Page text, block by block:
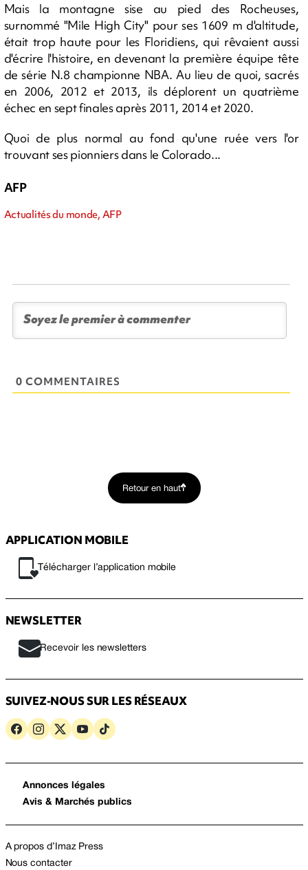
Mais la montagne sise au pied des Rocheuses,
surnommé "Mile High City" pour ses 1609 m d'altitude,
était trop haute pour les Floridiens, qui rêvaient aussi
d'écrire l'histoire, en devenant la première équipe tête
de série N.8 championne NBA. Au lieu de quoi, sacrés
en 2006, 2012 et 2013, ils déplorent un quatrième
échec en sept finales après 2011, 2014 et 2020.
Quoi de plus normal au fond qu'une ruée vers l'or
trouvant ses pionniers dans le Colorado...
AFP
Actualités du monde, AFP
0 COMMENTAIRES
Retour en haut
APPLICATION MOBILE
Télécharger l’application mobile
NEWSLETTER
Recevoir les newsletters
SUIVEZ-NOUS SUR LES RÉSEAUX
Annonces légales
Avis & Marchés publics
A propos d’Imaz Press
Nous contacter